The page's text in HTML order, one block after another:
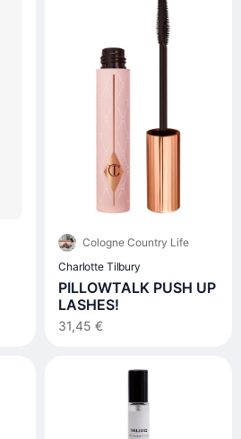
Cologne Country Life
Charlotte Tilbury
PILLOWTALK PUSH UP
LASHES!
31,45 €